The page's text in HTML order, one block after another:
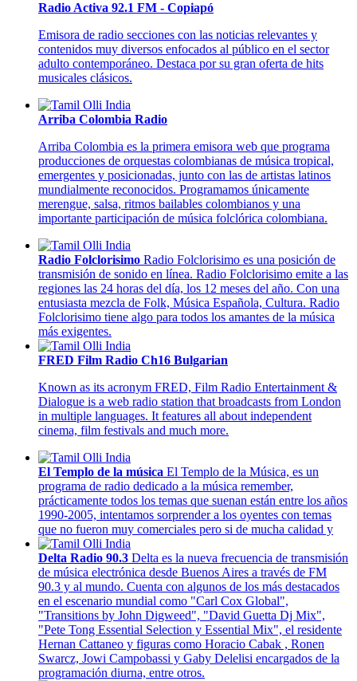
Radio Activa 92.1 FM - Copiapó
Emisora de radio secciones con las noticias relevantes y
contenidos muy diversos enfocados al público en el sector
adulto contemporáneo. Destaca por su gran oferta de hits
musicales clásicos.
Arriba Colombia Radio
Arriba Colombia es la primera emisora web que programa
producciones de orquestas colombianas de música tropical,
emergentes y posicionadas, junto con las de artistas latinos
mundialmente reconocidos. Programamos únicamente
merengue, salsa, ritmos bailables colombianos y una
importante participación de música folclórica colombiana.
Radio Folclorisimo Radio Folclorisimo es una posición de
transmisión de sonido en línea. Radio Folclorisimo emite a las
regiones las 24 horas del día, los 12 meses del año. Con una
entusiasta mezcla de Folk, Música Española, Cultura. Radio
Folclorisimo tiene algo para todos los amantes de la música
más exigentes.
FRED Film Radio Ch16 Bulgarian
Known as its acronym FRED, Film Radio Entertainment &
Dialogue is a web radio station that broadcasts from London
in multiple languages. It features all about independent
cinema, film festivals and much more.
El Templo de la música El Templo de la Música, es un
programa de radio dedicado a la música remember,
prácticamente todos los temas que suenan están entre los años
1990-2005, intentamos sorprender a los oyentes con temas
que no fueron muy comerciales pero si de mucha calidad y
Delta Radio 90.3 Delta es la nueva frecuencia de transmisión
de música electrónica desde Buenos Aires a través de FM
90.3 y al mundo. Cuenta con algunos de los más destacados
en el escenario mundial como "Carl Cox Global",
"Transitions by John Digweed", "David Guetta Dj Mix",
"Pete Tong Essential Selection y Essential Mix", el residente
Hernan Cattaneo y figuras como Horacio Cabak , Ronen
Swarcz, Jowi Campobassi y Gaby Delelisi encargados de la
programación diurna, entre otros.